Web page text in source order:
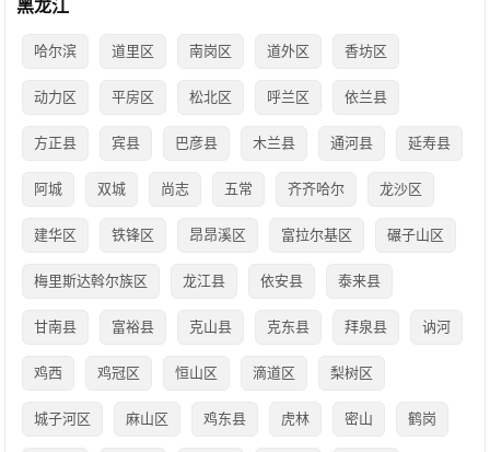
黑龙江
哈尔滨 道里区 南岗区 道外区 香坊区
动力区 平房区 松北区 呼兰区 依兰县
方正县 宾县 巴彦县 木兰县 通河县 延寿县
阿城 双城 尚志 五常 齐齐哈尔 龙沙区
建华区 铁锋区 昂昂溪区 富拉尔基区 碾子山区
梅里斯达斡尔族区 龙江县 依安县 泰来县
甘南县 富裕县 克山县 克东县 拜泉县 讷河
鸡西 鸡冠区 恒山区 滴道区 梨树区
城子河区 麻山区 鸡东县 虎林 密山 鹤岗